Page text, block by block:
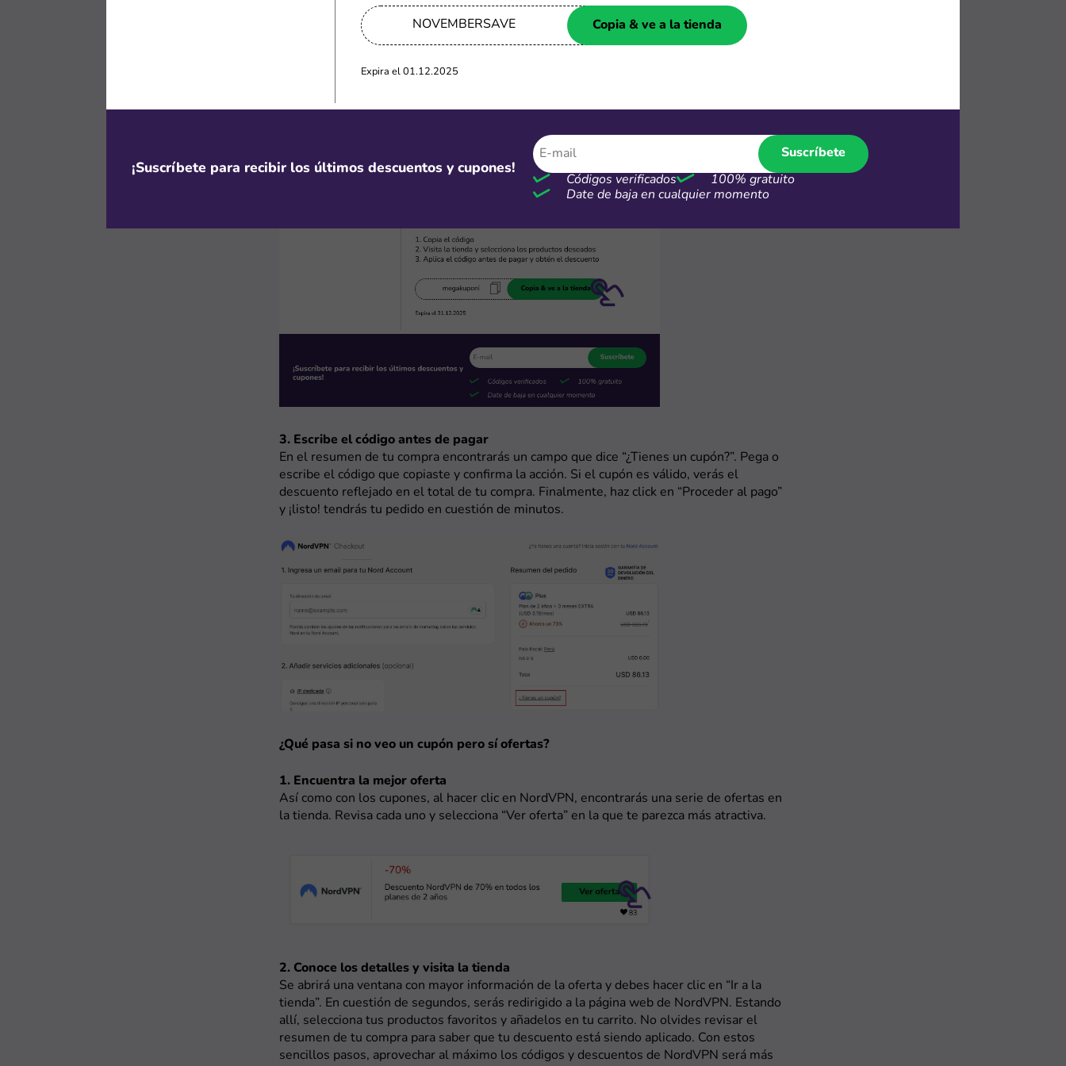
Aparecerá una ventana con mayores detalles, como la fecha de expiración del código.
NordVPN, donde podrás explorar y añadir tus productos favoritos al carrito de compras.
3. Escribe el código antes de pagar
En el resumen de tu compra encontrarás un campo que dice “¿Tienes un cupón?”. Pega o
escribe el código que copiaste y confirma la acción. Si el cupón es válido, verás el
descuento reflejado en el total de tu compra. Finalmente, haz click en “Proceder al pago”
y ¡listo! tendrás tu pedido en cuestión de minutos.
¿Qué pasa si no veo un cupón pero sí ofertas?
1. Encuentra la mejor oferta
Así como con los cupones, al hacer clic en NordVPN, encontrarás una serie de ofertas en
la tienda. Revisa cada uno y selecciona “Ver oferta” en la que te parezca más atractiva.
2. Conoce los detalles y visita la tienda
Se abrirá una ventana con mayor información de la oferta y debes hacer clic en “Ir a la
tienda”. En cuestión de segundos, serás redirigido a la página web de NordVPN. Estando
allí, selecciona tus productos favoritos y añadelos en tu carrito. No olvides revisar el
resumen de tu compra para saber que tu descuento está siendo aplicado. Con estos
sencillos pasos, aprovechar al máximo los códigos y descuentos de NordVPN será más
NOVEMBERSAVE Copia & ve a la tienda
Expira el 01.12.2025
¡Suscríbete para recibir los últimos descuentos y cupones!
Suscríbete
Códigos verificados
100% gratuito
Date de baja en cualquier momento